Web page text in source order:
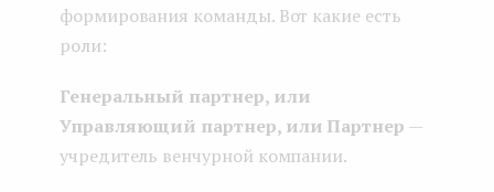
формирования команды. Вот какие есть
роли:
Генеральный партнер, или
Управляющий партнер, или Партнер —
учредитель венчурной компании.